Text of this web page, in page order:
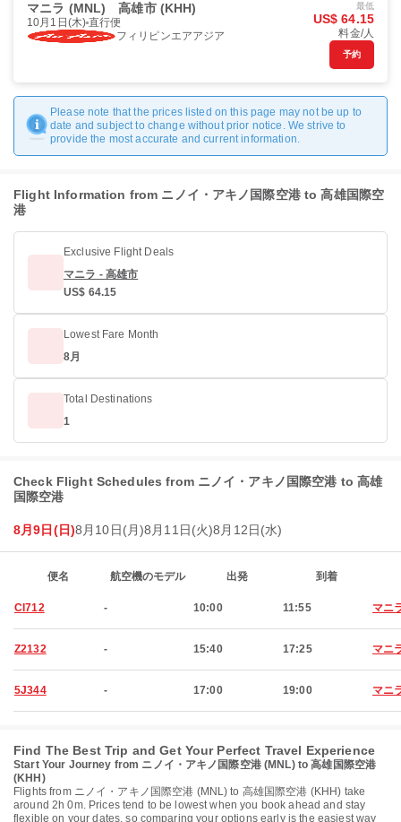
マニラ (MNL) 高雄市 (KHH)
10月1日(木) 直行便
フィリピンエアアジア
最低
US$ 64.15
料金/人
予約
Please note that the prices listed on this page may not be up to
date and subject to change without prior notice. We strive to
provide the most accurate and current information.
Flight Information from ニノイ・アキノ国際空港 to 高雄国際空
港
Exclusive Flight Deals
マニラ - 高雄市
US$ 64.15
Lowest Fare Month
8月
Total Destinations
1
Check Flight Schedules from ニノイ・アキノ国際空港 to 高雄
国際空港
8月9日(日)8月10日(月)8月11日(火)8月12日(水)
便名 航空機のモデル 出発 到着
CI712 - 10:00 11:55 マニ
Z2132 - 15:40 17:25 マニ
5J344 - 17:00 19:00 マニ
Find The Best Trip and Get Your Perfect Travel Experience
Start Your Journey from ニノイ・アキノ国際空港 (MNL) to 高雄国際空港
(KHH)
Flights from ニノイ・アキノ国際空港 (MNL) to 高雄国際空港 (KHH) take
around 2h 0m. Prices tend to be lowest when you book ahead and stay
flexible on your dates, so comparing your options early is the easiest way